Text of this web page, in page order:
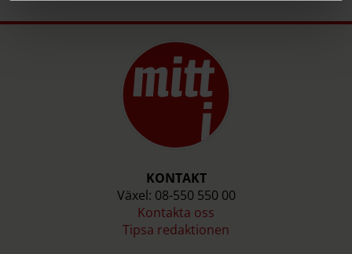
KONTAKT
Växel: 08-550 550 00
Kontakta oss
Tipsa redaktionen